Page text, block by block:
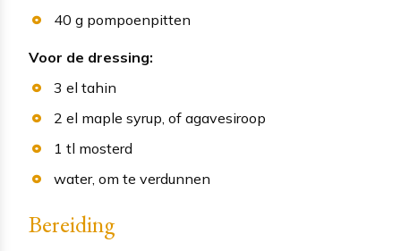
40 g pompoenpitten
Voor de dressing:
3 el tahin
2 el maple syrup, of agavesiroop
1 tl mosterd
water, om te verdunnen
Bereiding